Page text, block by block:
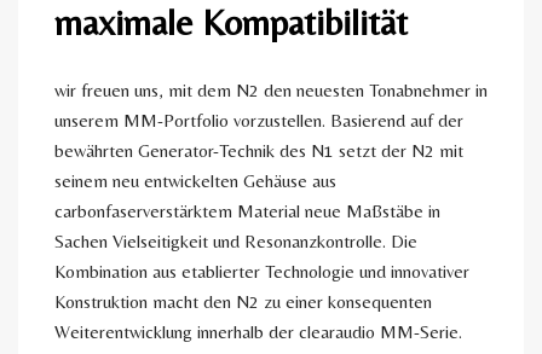
maximale Kompatibilität
wir freuen uns, mit dem N2 den neuesten Tonabnehmer in
unserem MM-Portfolio vorzustellen. Basierend auf der
bewährten Generator-Technik des N1 setzt der N2 mit
seinem neu entwickelten Gehäuse aus
carbonfaserverstärktem Material neue Maßstäbe in
Sachen Vielseitigkeit und Resonanzkontrolle. Die
Kombination aus etablierter Technologie und innovativer
Konstruktion macht den N2 zu einer konsequenten
Weiterentwicklung innerhalb der clearaudio MM-Serie.